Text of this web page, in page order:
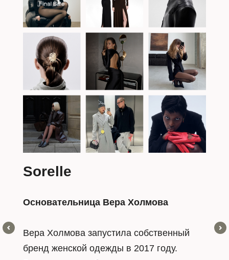
Osome2some
Основательница Наталья Бузакова
Osome2some — нео-классический бренд
из Санкт-Петегбурга. Osome2some делает
Формат и расписание
Весь материал и практические занятия онлайн.
Учитесь из любой точки мира
Длительность: 35 часов
Расписание занятий: смотрите онлайн-уроки в
удобное время
(495) 180-04-58